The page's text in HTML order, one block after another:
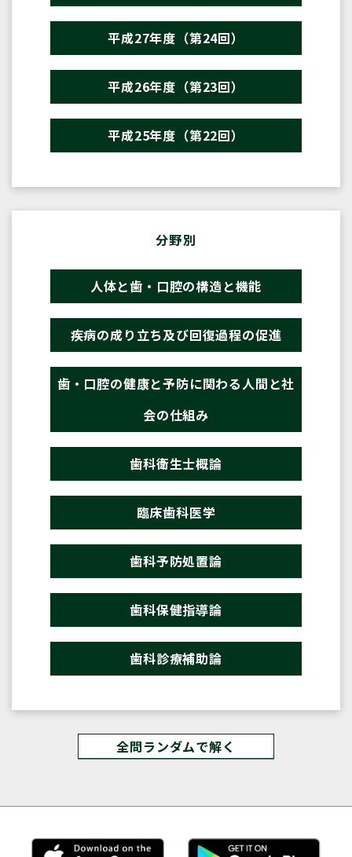
平成27年度（第24回）
平成26年度（第23回）
平成25年度（第22回）
分野別
人体と歯・口腔の構造と機能
疾病の成り立ち及び回復過程の促進
歯・口腔の健康と予防に関わる人間と社
会の仕組み
歯科衛生士概論
臨床歯科医学
歯科予防処置論
歯科保健指導論
歯科診療補助論
全問ランダムで解く